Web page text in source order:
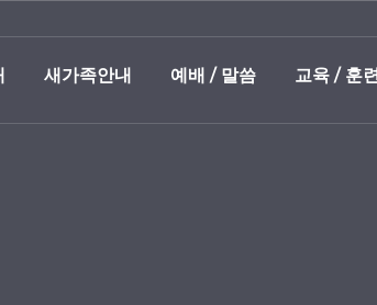
새가족안내 예배 / 말씀 교육 / 훈련